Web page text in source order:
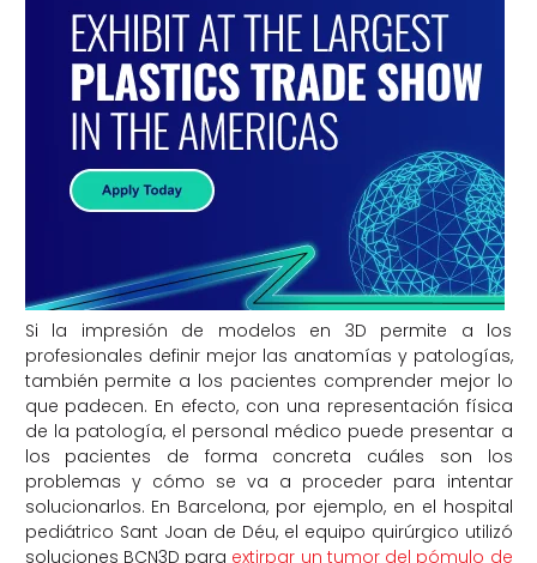
Si la impresión de modelos en 3D permite a los
profesionales definir mejor las anatomías y patologías,
también permite a los pacientes comprender mejor lo
que padecen. En efecto, con una representación física
de la patología, el personal médico puede presentar a
los pacientes de forma concreta cuáles son los
problemas y cómo se va a proceder para intentar
solucionarlos. En Barcelona, por ejemplo, en el hospital
pediátrico Sant Joan de Déu, el equipo quirúrgico utilizó
soluciones BCN3D para extirpar un tumor del pómulo de